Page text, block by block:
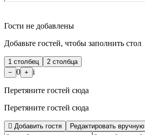
Гости не добавлены
Добавьте гостей, чтобы заполнить стол
1 столбец
2 столбца
− 0 + i
Перетяните гостей сюда
Перетяните гостей сюда
Добавить гостя Редактировать вручную